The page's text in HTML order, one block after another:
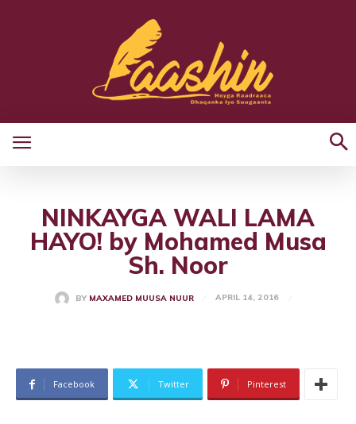
NINKAYGA WALI LAMA
HAYO! by Mohamed Musa
Sh. Noor
BY MAXAMED MUUSA NUUR APRIL 14, 2016
Facebook Twitter Pinterest